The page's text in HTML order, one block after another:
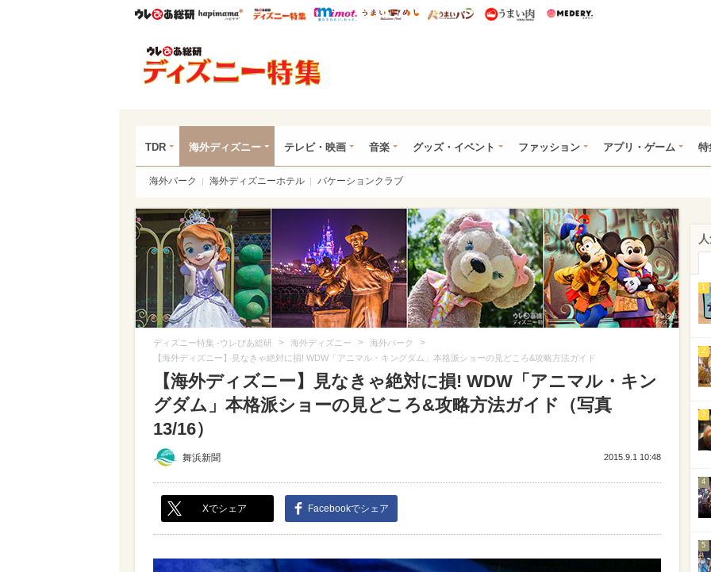
ウレぴあ総研ハピママ* ウレぴあ総研 ディズニー特集
mimot. うまいめし うまいパン うまい肉
TDR 海外ディズニー テレビ・映画 音楽 グッズ・イベント ファッション アプリ・ゲーム 特
海外パーク 海外ディズニーホテル バケーションクラブ
ディズニー特集 -ウレぴあ総研 > 海外ディズニー > 海外パーク >
【海外ディズニー】見なきゃ絶対に損! WDW「アニマル・キングダム」本格派ショーの見どころ&攻略方法ガイド
【海外ディズニー】見なきゃ絶対に損! WDW「アニマル・キン
グダム」本格派ショーの見どころ&攻略方法ガイド（写真
13/16）
舞浜新聞 2015.9.1 10:48
Xでシェア Facebookでシェア
1
2
3
4
5